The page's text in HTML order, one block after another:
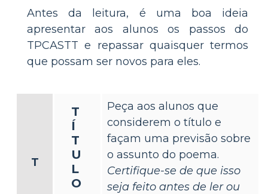
Antes da leitura, é uma boa ideia
apresentar aos alunos os passos do
TPCASTT e repassar quaisquer termos
que possam ser novos para eles.
T
T
Í
T
U
L
O
Peça aos alunos que
considerem o título e
façam uma previsão sobre
o assunto do poema.
Certifique-se de que isso
seja feito antes de ler ou